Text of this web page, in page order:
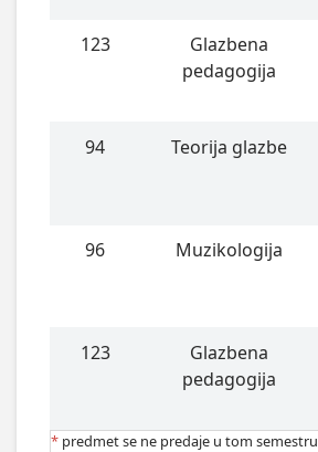
123
Glazbena
pedagogija
94 Teorija glazbe
96 Muzikologija
123
Glazbena
pedagogija
* predmet se ne predaje u tom semestru